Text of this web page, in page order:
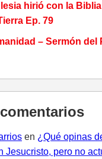
hirió con la
Ep. 79
– Sermón del
en ¿Qué opinas
Jesucristo, pero no